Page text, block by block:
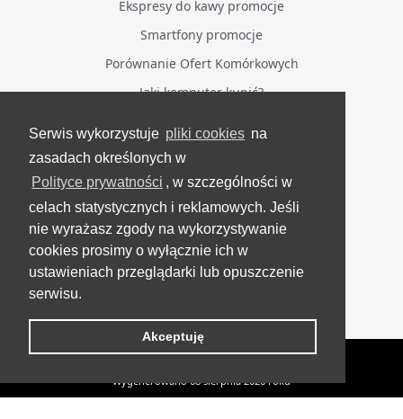
Serwis wykorzystuje pliki cookies na
zasadach określonych w
Polityce prywatności , w szczególności w
celach statystycznych i reklamowych. Jeśli
nie wyrażasz zgody na wykorzystywanie
cookies prosimy o wyłącznie ich w
ustawieniach przeglądarki lub opuszczenie
serwisu.
Akceptuję
Ekspresy do kawy promocje
Smartfony promocje
Porównanie Ofert Komórkowych
Jaki komputer kupić?
BĄDŹ NA BIEŻĄCO
Facebook
Grupa Testerzy Videotestów
YouTube
Twitter
VideoTesty.pl Wszelkie prawa zastrzeżone
Wygenerowano 08 sierpnia 2026 roku